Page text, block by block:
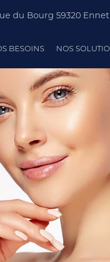
du Bourg 59320
BESOINS NOS